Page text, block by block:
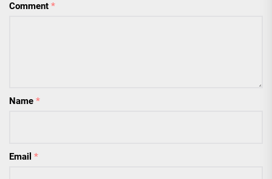
Comment *
Name *
Email *